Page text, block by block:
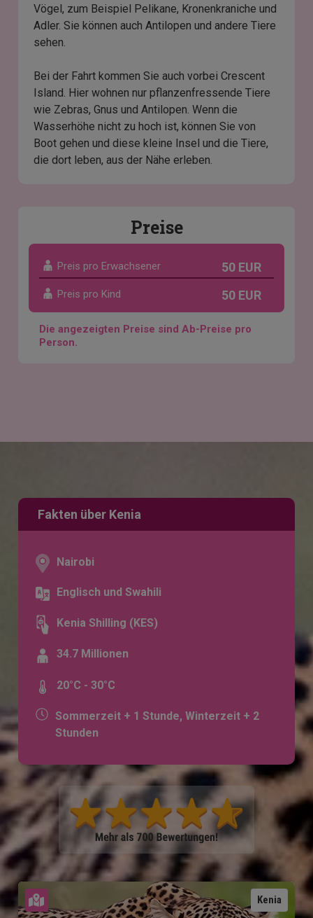
Vögel, zum Beispiel Pelikane, Kronenkraniche und
Adler. Sie können auch Antilopen und andere Tiere
sehen.
Bei der Fahrt kommen Sie auch vorbei Crescent
Island. Hier wohnen nur pflanzenfressende Tiere
wie Zebras, Gnus und Antilopen. Wenn die
Wasserhöhe nicht zu hoch ist, können Sie von
Boot gehen und diese kleine Insel und die Tiere,
die dort leben, aus der Nähe erleben.
Preise
Preis pro Erwachsener 50 EUR
Preis pro Kind 50 EUR
Die angezeigten Preise sind Ab-Preise pro
Person.
Fakten über Kenia
Nairobi
Englisch und Swahili
Kenia Shilling (KES)
34.7 Millionen
20°C - 30°C
Sommerzeit + 1 Stunde, Winterzeit + 2
Stunden
Kenia